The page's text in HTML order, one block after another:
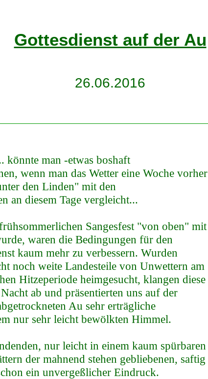
Gottesdienst auf der Au
26.06.2016
könnte man -etwas boshaft
wenn man das Wetter eine Woche vorher
den Linden" mit den
an diesem Tage vergleicht...
Sangesfest "von oben" mit
waren die Bedingungen für den
kaum mehr zu verbessern. Wurden
noch weite Landesteile von Unwettern am
Hitzeperiode heimgesucht, klangen diese
ab und präsentierten uns auf der
Au sehr erträgliche
nur sehr leicht bewölkten Himmel.
nur leicht in einem kaum spürbaren
der mahnend stehen gebliebenen, saftig
ein unvergeßlicher Eindruck.